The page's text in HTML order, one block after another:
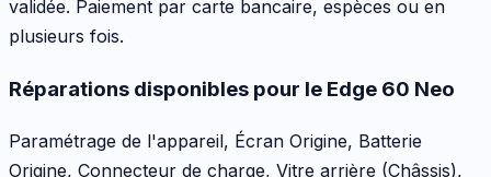
validée. Paiement par carte bancaire, espèces ou en
plusieurs fois.
Réparations disponibles pour le Edge 60 Neo
Paramétrage de l'appareil, Écran Origine, Batterie
Origine, Connecteur de charge, Vitre arrière (Châssis),